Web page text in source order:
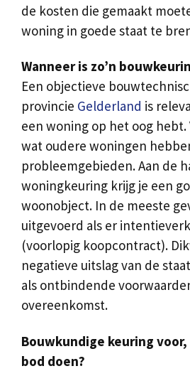
de kosten die gemaakt
woning in goede staat te
Wanneer is zo’n
Een objectieve
provincie Gelderland is
een woning op het oog
wat oudere woningen
probleemgebieden. Aan de
woningkeuring krijg je een
woonobject. In de meeste
uitgevoerd als er
(voorlopig koopcontract).
negatieve uitslag van de
als ontbindende
overeenkomst.
Bouwkundige keuring
bod doen?